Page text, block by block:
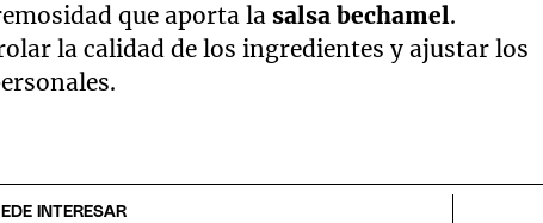
que aporta lasalsa bechamel.
la calidad de los ingredientes y ajustar los
INTERESAR